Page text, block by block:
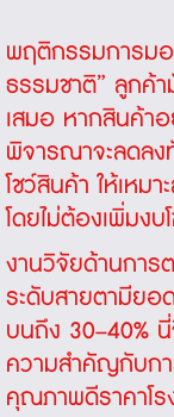
พฤติกรรมการม
ธรรมชาติ” ลูกค้
เสมอ หากสินค้า
พิจารณาจะลดล
โชว์สินค้า ให้เหม
โดยไม่ต้องเพิ่มง
งานวิจัยด้านการ
ระดับสายตามียอ
บนถึง 30–40% นี่
ความสำคัญกับกา
คุณภาพดีราคาโร